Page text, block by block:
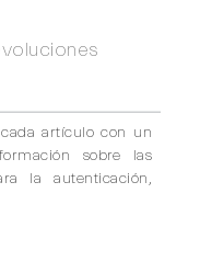
artículo con un
sobre las
la autenticación,